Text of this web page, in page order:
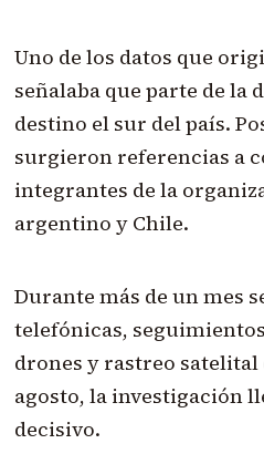
Uno de los datos que
señalaba que parte de la
destino el sur del país.
surgieron referencias a
integrantes de la
argentino y Chile.
Durante más de un mes
telefónicas,
drones y rastreo satelital
agosto, la investigación
decisivo.